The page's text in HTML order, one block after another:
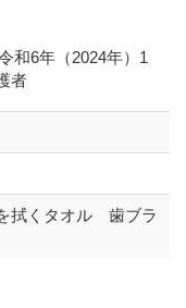
和6年（2024年）1
者
拭くタオル 歯ブラ